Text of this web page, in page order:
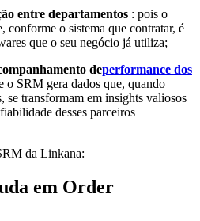
entre departamentos : pois o
conforme o sistema que contratar, é
que o seu negócio já utiliza;
deperformance dos
o SRM gera dados que, quando
se transformam em insights valiosos
desses parceiros
da Linkana:
em Order